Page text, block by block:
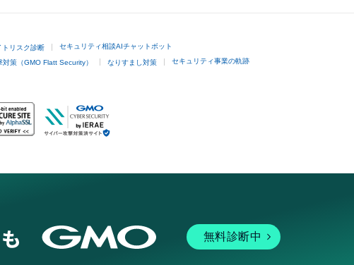
トリスク診断 セキュリティ相談AIチャットボット
対策（GMO Flatt Security） なりすまし対策 セキュリティ事業の軌跡
無料診断中